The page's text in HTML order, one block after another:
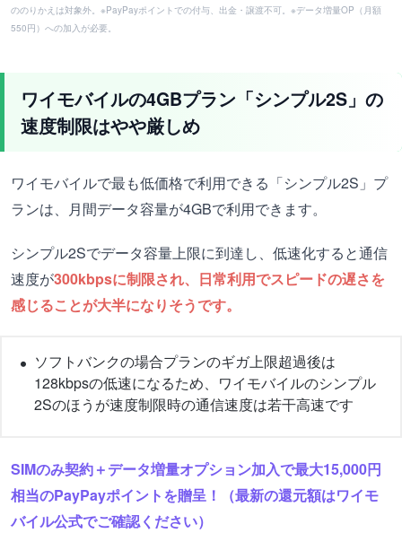
ののりかえは対象外。※PayPayポイントでの付与、出金・譲渡不可。※データ増量OP（月額
550円）への加入が必要。
ワイモバイルの4GBプラン「シンプル2S」の
速度制限はやや厳しめ
ワイモバイルで最も低価格で利用できる「シンプル2S」プ
ランは、月間データ容量が4GBで利用できます。
シンプル2Sでデータ容量上限に到達し、低速化すると通信
速度が300kbpsに制限され、日常利用でスピードの遅さを
感じることが大半になりそうです。
ソフトバンクの場合プランのギガ上限超過後は
128kbpsの低速になるため、ワイモバイルのシンプル
2Sのほうが速度制限時の通信速度は若干高速です
SIMのみ契約＋データ増量オプション加入で最大15,000円
相当のPayPayポイントを贈呈！（最新の還元額はワイモ
バイル公式でご確認ください）